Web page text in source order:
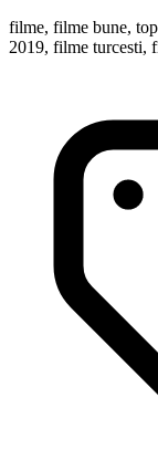
filme, filme bune,
2019, filme turcesti,